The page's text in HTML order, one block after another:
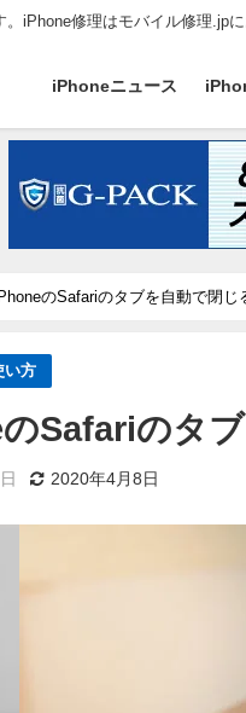
iPhone修理はモバイル修理.jpに
iPhoneニュース
のSafariのタブを自動で閉じ
い方
Safariのタ
2020年4月8日